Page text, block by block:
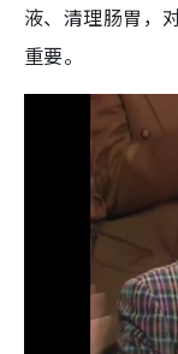
液、清理肠胃，
重要。